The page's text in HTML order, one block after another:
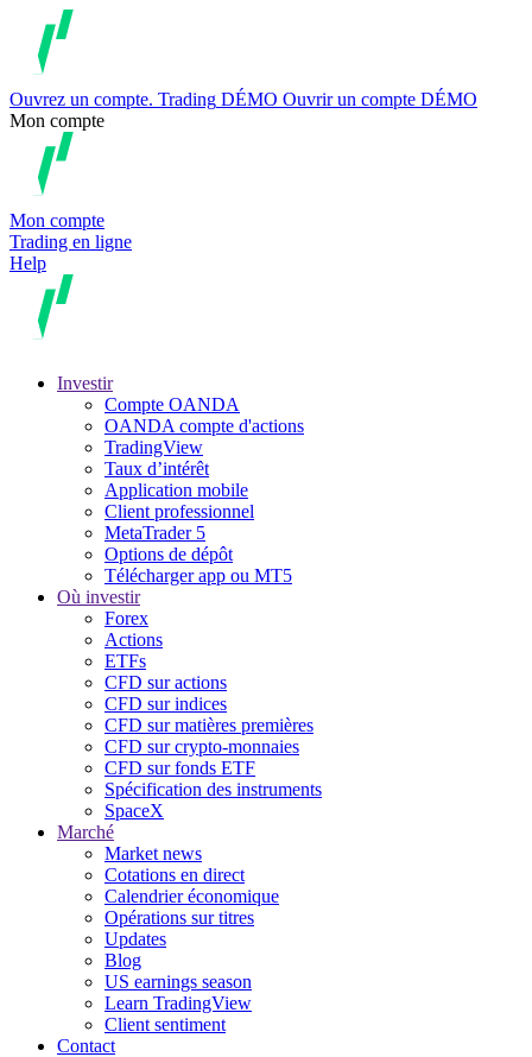
Ouvrez un compte. Trading DÉMO Ouvrir un compte DÉMO
Mon compte
Mon compte
Trading en ligne
Help
Investir
Compte OANDA
OANDA compte d'actions
TradingView
Taux d’intérêt
Application mobile
Client professionnel
MetaTrader 5
Options de dépôt
Télécharger app ou MT5
Où investir
Forex
Actions
ETFs
CFD sur actions
CFD sur indices
CFD sur matières premières
CFD sur crypto-monnaies
CFD sur fonds ETF
Spécification des instruments
SpaceX
Marché
Market news
Cotations en direct
Calendrier économique
Opérations sur titres
Updates
Blog
US earnings season
Learn TradingView
Client sentiment
Contact